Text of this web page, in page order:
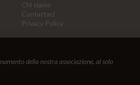
Chi siamo
Contattaci
Privacy Policy
della nostra associazione, al solo